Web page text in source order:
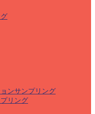
ンサンプリング
リング